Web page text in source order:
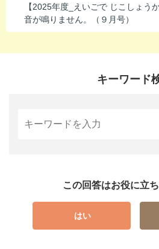
【2025年度_えいごで じこしょう
音が鳴りません。（９月号）
キーワード
この回答はお役に立
はい